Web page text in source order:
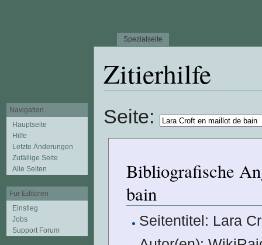
Zitierhilfe
Seite:
Bibliografische
bain
Seitentitel: Lara
Spezialseite
Navigation
Hauptseite
Hilfe
Letzte Änderungen
Zufällige Seite
Alle Seiten
Für Editoren
Einstieg
Jobs
Support Forum